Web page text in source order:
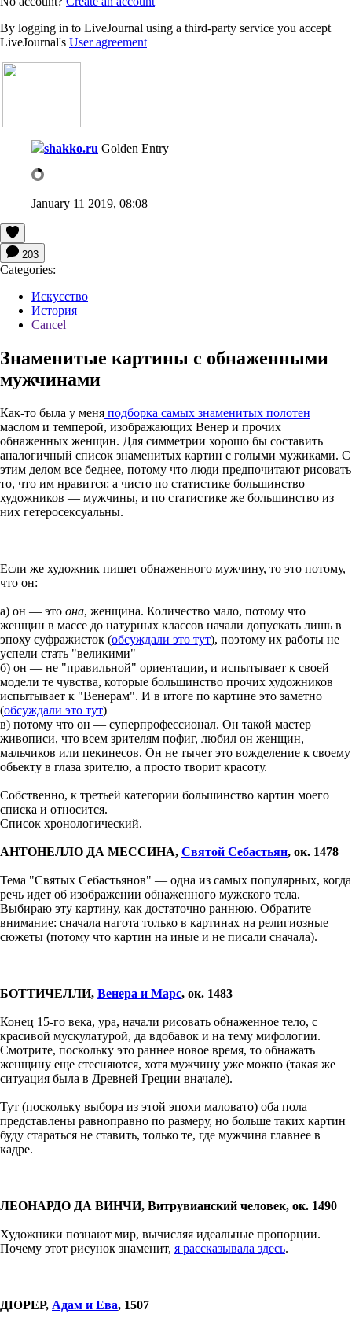
By logging in to LiveJournal using a third-party service you accept
LiveJournal's User agreement
shakko.ru Golden Entry
January 11 2019, 08:08
203
Categories:
Искусство
История
Cancel
Знаменитые картины с обнаженными
мужчинами
Как-то была у меня подборка самых знаменитых полотен
маслом и темперой, изображающих Венер и прочих
обнаженных женщин. Для симметрии хорошо бы составить
аналогичный список знаменитых картин с голыми мужиками. С
этим делом все беднее, потому что люди предпочитают рисовать
то, что им нравится: а чисто по статистике большинство
художников — мужчины, и по статистике же большинство из
них гетеросексуальны.
Если же художник пишет обнаженного мужчину, то это потому,
что он:
а) он — это она, женщина. Количество мало, потому что
женщин в массе до натурных классов начали допускать лишь в
эпоху суфражисток (обсуждали это тут), поэтому их работы не
успели стать "великими"
б) он — не "правильной" ориентации, и испытывает к своей
модели те чувства, которые большинство прочих художников
испытывает к "Венерам". И в итоге по картине это заметно
(обсуждали это тут)
в) потому что он — суперпрофессионал. Он такой мастер
живописи, что всем зрителям пофиг, любил он женщин,
мальчиков или пекинесов. Он не тычет это вожделение к своему
обьекту в глаза зрителю, а просто творит красоту.
Собственно, к третьей категории большинство картин моего
списка и относится.
Список хронологический.
АНТОНЕЛЛО ДА МЕССИНА, Святой Себастьян, ок. 1478
Тема "Святых Себастьянов" — одна из самых популярных, когда
речь идет об изображении обнаженного мужского тела.
Выбираю эту картину, как достаточно раннюю. Обратите
внимание: сначала нагота только в картинах на религиозные
сюжеты (потому что картин на иные и не писали сначала).
БОТТИЧЕЛЛИ, Венера и Марс, ок. 1483
Конец 15-го века, ура, начали рисовать обнаженное тело, с
красивой мускулатурой, да вдобавок и на тему мифологии.
Смотрите, поскольку это раннее новое время, то обнажать
женщину еще стесняются, хотя мужчину уже можно (такая же
ситуация была в Древней Греции вначале).
Тут (поскольку выбора из этой эпохи маловато) оба пола
представлены равноправно по размеру, но больше таких картин
буду стараться не ставить, только те, где мужчина главнее в
кадре.
ЛЕОНАРДО ДА ВИНЧИ, Витрувианский человек, ок. 1490
Художники познают мир, вычисляя идеальные пропорции.
Почему этот рисунок знаменит, я рассказывала здесь.
ДЮРЕР, Адам и Ева, 1507